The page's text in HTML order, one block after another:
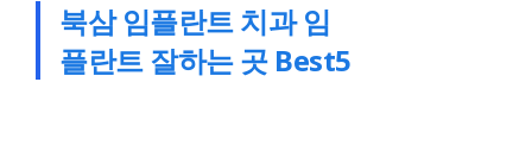
북삼 임플란트 치과 임
플란트 잘하는 곳 Best5